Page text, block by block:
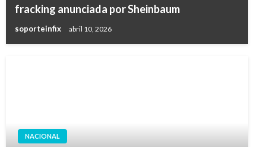
fracking anunciada por Sheinbaum
soporteinfix abril 10, 2026
NACIONAL